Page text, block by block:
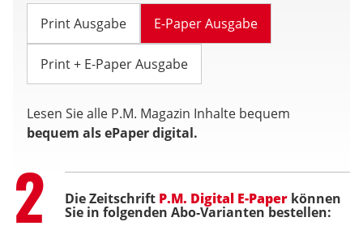
Print Ausgabe E-Paper Ausgabe
Print + E-Paper Ausgabe
Lesen Sie alle P.M. Magazin Inhalte bequem
bequem als ePaper digital.
Step
2 Die Zeitschrift P.M. Digital E-Paper können
Sie in folgenden Abo-Varianten bestellen: